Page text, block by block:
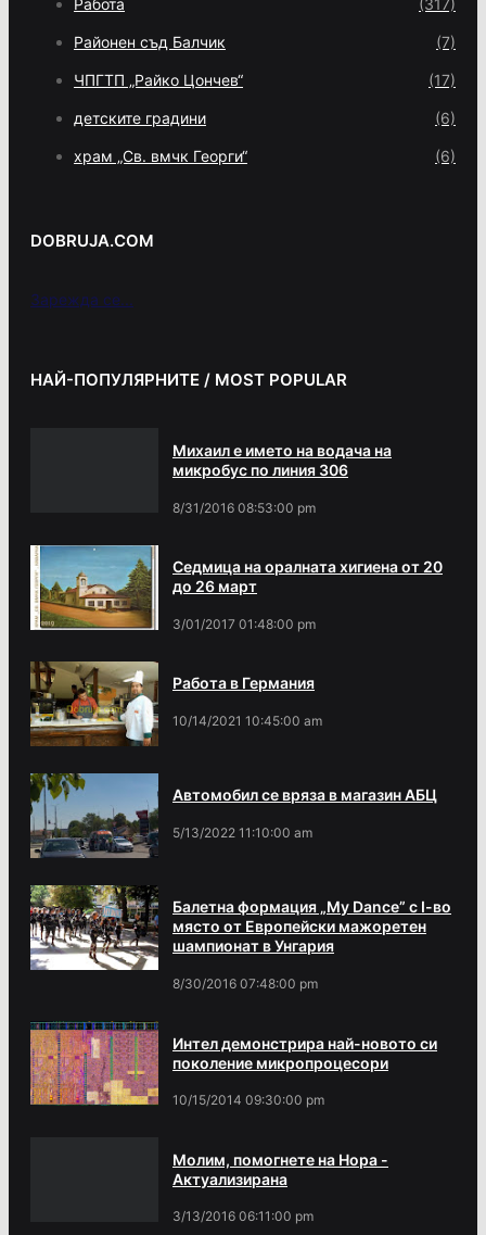
Работа (317)
Районен съд Балчик (7)
ЧПГТП „Райко Цончев“ (17)
детските градини (6)
храм „Св. вмчк Георги“ (6)
DOBRUJA.COM
Зарежда се...
НАЙ-ПОПУЛЯРНИТЕ / MOST POPULAR
Михаил е името на водача на
микробус по линия 306
8/31/2016 08:53:00 pm
Седмица на оралната хигиена от 20
до 26 март
3/01/2017 01:48:00 pm
Работа в Германия
10/14/2021 10:45:00 am
Автомобил се вряза в магазин АБЦ
5/13/2022 11:10:00 am
Балетна формация „My Dance” с І-во
място от Европейски мажоретен
шампионат в Унгария
8/30/2016 07:48:00 pm
Интел демонстрира най-новото си
поколение микропроцесори
10/15/2014 09:30:00 pm
Молим, помогнете на Нора -
Актуализирана
3/13/2016 06:11:00 pm